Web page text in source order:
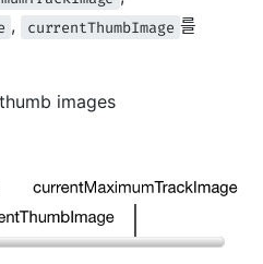
, currentThumbImage 를
images